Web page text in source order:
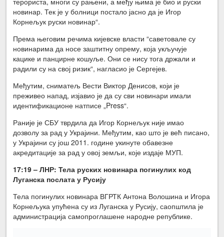
новинар. Тек је у болници постало јасно да је Игор
Корнељук руски новинар“.
Према његовим речима кијевске власти “саветовале су
новинарима да носе заштитну опрему, која укључује
кацике и панцирне кошуље. Они се нису тога држали и
радили су на свој ризик“, нагласио је Сергејев.
Међутим, сниматељ Вести Виктор Денисов, који је
преживео напад, изјавио је да су сви новинари имали
идентификационе натписе „Press“.
Раније је СБУ тврдила да Игор Корнељук није имао
дозволу за рад у Украјини. Међутим, као што је већ писано,
у Украјини су још 2011. године укинуте обавезне
акредитације за рад у овој земљи, које издаје МУП.
17:19 – ЛНР: Тела руских новинара погинулих код
Луганска послата у Русију
Тела погинулих новинара ВГРТК Антона Волошина и Игора
Корнељука упућена су из Луганска у Русију, саопштила је
администрација самопроглашене народне републике.